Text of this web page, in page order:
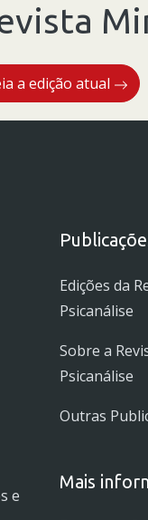
a edição atual
e
Edições da
Psicanálise
Sobre a
Psicanálise
Outras
Mais